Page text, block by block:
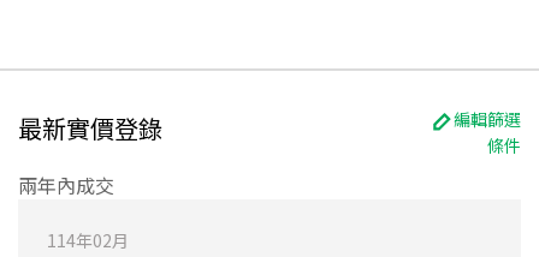
最新實價登錄
編輯篩選
條件
兩年內成交
114年02月